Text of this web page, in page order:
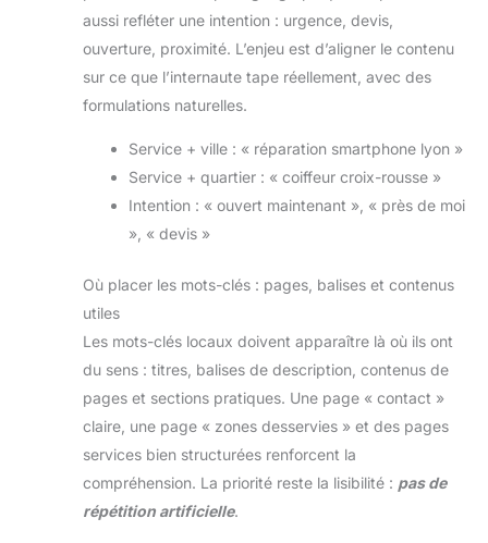
aussi refléter une intention : urgence, devis,
ouverture, proximité. L’enjeu est d’aligner le contenu
sur ce que l’internaute tape réellement, avec des
formulations naturelles.
Service + ville : « réparation smartphone lyon »
Service + quartier : « coiffeur croix-rousse »
Intention : « ouvert maintenant », « près de moi
», « devis »
Où placer les mots-clés : pages, balises et contenus
utiles
Les mots-clés locaux doivent apparaître là où ils ont
du sens : titres, balises de description, contenus de
pages et sections pratiques. Une page « contact »
claire, une page « zones desservies » et des pages
services bien structurées renforcent la
compréhension. La priorité reste la lisibilité : pas de
répétition artificielle.